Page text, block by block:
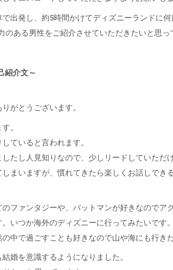
出発し、約5時間かけてディズニーランドに
のある男性をご紹介させていただきたいと思っ
紹介文～
がとうございます。
。
ていると言われます。
たし人見知りなので、少しリードしていただ
まいますが、慣れてきたら楽しくお話しでき
ファンタジーや、バットマンが好きなのでア
いつか海外のディズニーに行ってみたいです
中で過ごすことも好きなので山や海にも行き
婚を意識するようになりました。